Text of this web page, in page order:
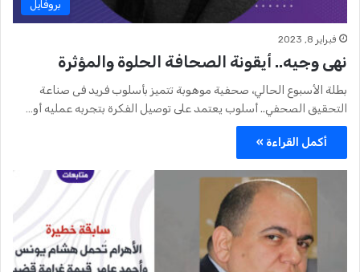
بروفايل
فبراير 8, 2023
نهى وجيه.. أيقونة الصحافة الحلوة والمؤثرة
بطلة الأسبوع الحالي، صحفية موهوبة تتميز بأسلوب فريد فى صناعة
التحقيق الصحفي.. أسلوب يعتمد على توصيل الفكرة بتجربه عمليه أو…
أكمل القراءة »